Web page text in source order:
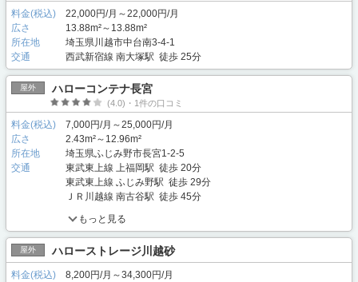
料金(税込)
22,000円/月～22,000円/月
広さ
13.88m²～13.88m²
所在地
埼玉県川越市中台南3-4-1
交通
西武新宿線 南大塚駅 徒歩 25分
屋外 ハローコンテナ長宮
(4.0)・1件の口コミ
料金(税込)
7,000円/月～25,000円/月
広さ
2.43m²～12.96m²
所在地
埼玉県ふじみ野市長宮1-2-5
交通
東武東上線 上福岡駅 徒歩 20分
東武東上線 ふじみ野駅 徒歩 29分
ＪＲ川越線 南古谷駅 徒歩 45分
もっと見る
屋外 ハローストレージ川越砂
料金(税込)
8,200円/月～34,300円/月